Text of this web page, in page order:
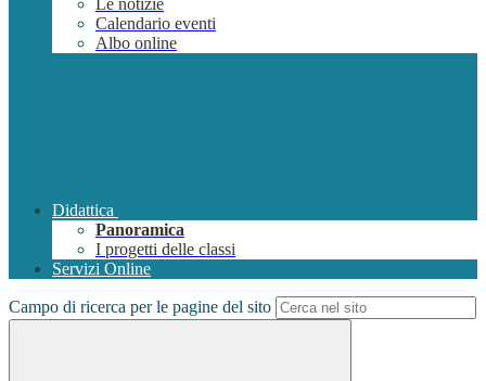
Le notizie
Calendario eventi
Albo online
Didattica
Panoramica
I progetti delle classi
Servizi Online
Campo di ricerca per le pagine del sito